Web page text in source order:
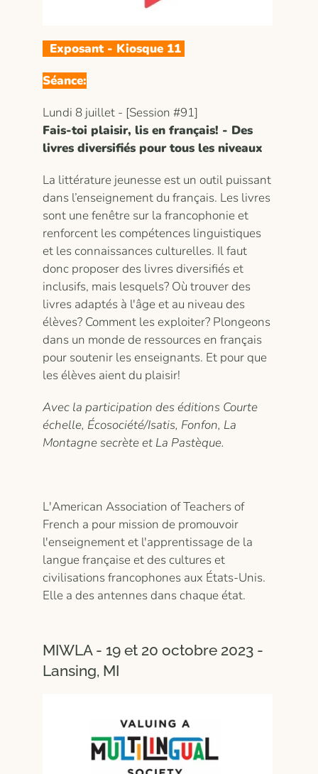
Exposant - Kiosque 11
Séance:
Lundi 8 juillet - [Session #91]
Fais-toi plaisir, lis en français! - Des
livres diversifiés pour tous les niveaux
La littérature jeunesse est un outil puissant
dans l’enseignement du français. Les livres
sont une fenêtre sur la francophonie et
renforcent les compétences linguistiques
et les connaissances culturelles. Il faut
donc proposer des livres diversifiés et
inclusifs, mais lesquels? Où trouver des
livres adaptés à l'âge et au niveau des
élèves? Comment les exploiter? Plongeons
dans un monde de ressources en français
pour soutenir les enseignants. Et pour que
les élèves aient du plaisir!
Avec la participation des éditions Courte
échelle, Écosociété/Isatis, Fonfon, La
Montagne secrète et La Pastèque.
L'American Association of Teachers of
French a pour mission de promouvoir
l'enseignement et l'apprentissage de la
langue française et des cultures et
civilisations francophones aux États-Unis.
Elle a des antennes dans chaque état.
MIWLA - 19 et 20 octobre 2023 -
Lansing, MI